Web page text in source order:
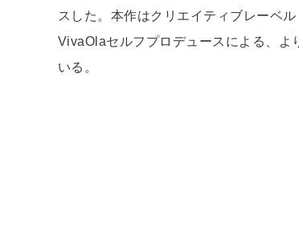
スした。本作はクリエイティブレーベ
VivaOlaセルフプロデュースによる、よ
いる。